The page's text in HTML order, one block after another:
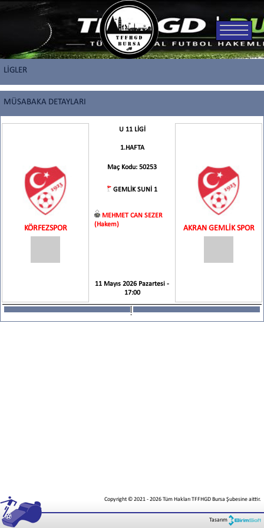
LİGLER
MÜSABAKA DETAYLARI
KÖRFEZSPOR
U 11 LİGİ
1.HAFTA
Maç Kodu: 50253
GEMLİK SUNİ 1
MEHMET CAN SEZER
(Hakem)
11 Mayıs 2026 Pazartesi -
17:00
AKRAN GEMLİK SPOR
Copyright © 2021-2026Tüm Hakları TFFHGD Bursa Şubesine aittir.
Tasarım